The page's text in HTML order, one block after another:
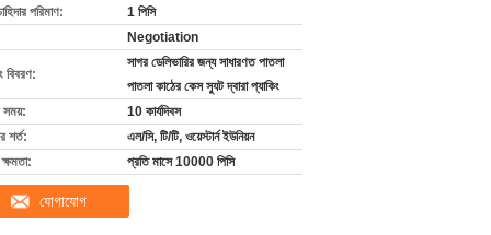
পরিমাণ:
1 পিসি
Negotiation
বিবরণ:
সাগর ডেলিভারির জন্য সাধারণত পাতলা
পাতলা কাঠের কেস স্যুট দ্বারা প্যাকিং
সময়:
10 কার্যদিবস
শর্ত:
এল/সি, টি/টি, ওয়েস্টার্ন ইউনিয়ন
প্রতি মাসে 10000 পিসি
যোগাযোগ